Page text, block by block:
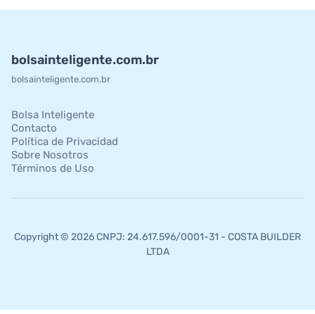
bolsainteligente.com.br
bolsainteligente.com.br
Bolsa Inteligente
Contacto
Política de Privacidad
Sobre Nosotros
Términos de Uso
Copyright © 2026 CNPJ: 24.617.596/0001-31 - COSTA BUILDER
LTDA